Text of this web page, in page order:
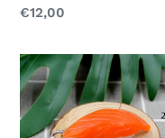
Prix
€12,00
Porte-
clés
Sushi